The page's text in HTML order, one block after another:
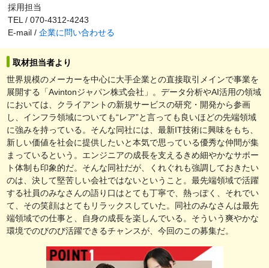
採用担当
TEL / 070-4312-4243
E-mail / 企業に問い合わせる
取材担当者より
世界規模のメーカーを中心に大手企業との直接取引メインで事業を
展開する「Avintonジャパン株式会社」。データ分析やAI活用の領域
においては、クライアントの新規サービスの研究・開発から参画
し、インフラ領域についても“レア”と言っても良いほどの先端領域
に強みを持っている。そんな同社には、最新IT技術に興味をもち、
新しい価値を社会に提供したいと本気で思っている優秀な仲間が集
まっているという。エンジニアの成長を支えるきめ細やかなサポー
ト体制も印象的だ。そんな同社だが、くれぐれも強調しておきたい
のは、決して堅苦しい会社ではないということ。最先端領域で活躍
する社員のみなさんの語り口はとても丁寧で、熱っぽく、それでい
て、その笑顔はとてもリラックスしていた。同社のみなさんは最先
端領域での仕事と、自身の成長を楽しんでいる。そういう爽やかな
環境でのびのび活躍できるチャンスが、今回のこの募集だ。